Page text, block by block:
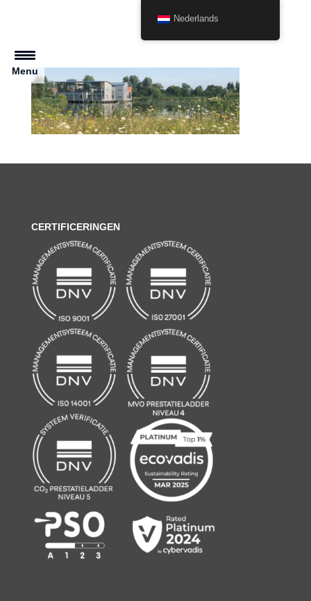
CERTIFICERINGEN
Nederlands
Menu